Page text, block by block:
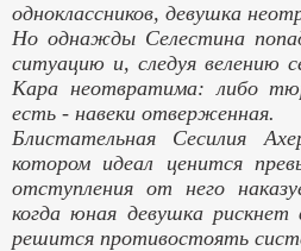
одноклассников, девушка
Но однажды Селестина
ситуацию и, следуя велению
Кара неотвратима: либо
есть - навеки отверженная.
Блистательная Сесилия
котором идеал ценится
отступления от него
когда юная девушка
решится противостоять